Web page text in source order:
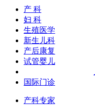
产 科
妇 科
生殖医学
新生儿科
产后康复
试管婴儿
国际门诊
产科专家